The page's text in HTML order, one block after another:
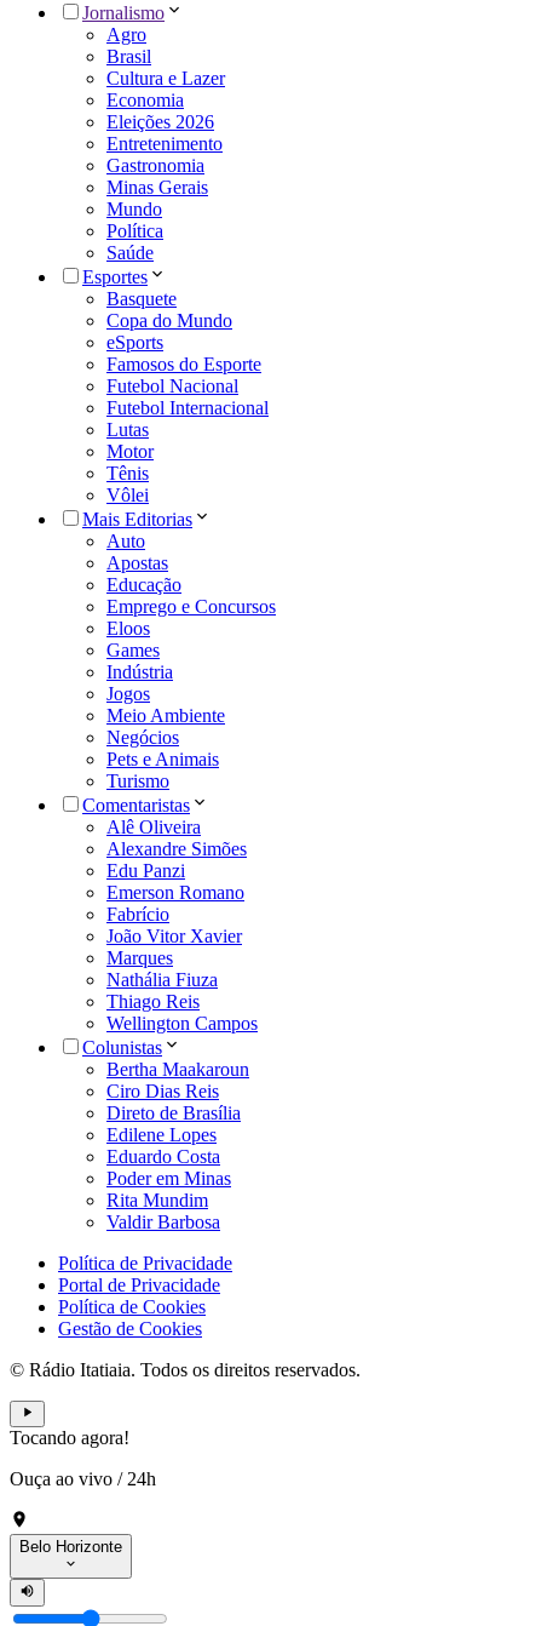
Jornalismo
Agro
Brasil
Cultura e Lazer
Economia
Eleições 2026
Entretenimento
Gastronomia
Minas Gerais
Mundo
Política
Saúde
Esportes
Basquete
Copa do Mundo
eSports
Famosos do Esporte
Futebol Nacional
Futebol Internacional
Lutas
Motor
Tênis
Vôlei
Mais Editorias
Auto
Apostas
Educação
Emprego e Concursos
Eloos
Games
Indústria
Jogos
Meio Ambiente
Negócios
Pets e Animais
Turismo
Comentaristas
Alê Oliveira
Alexandre Simões
Edu Panzi
Emerson Romano
Fabrício
João Vitor Xavier
Marques
Nathália Fiuza
Thiago Reis
Wellington Campos
Colunistas
Bertha Maakaroun
Ciro Dias Reis
Direto de Brasília
Edilene Lopes
Eduardo Costa
Poder em Minas
Rita Mundim
Valdir Barbosa
Política de Privacidade
Portal de Privacidade
Política de Cookies
Gestão de Cookies
© Rádio Itatiaia. Todos os direitos reservados.
Tocando agora!
Ouça ao vivo / 24h
Belo Horizonte